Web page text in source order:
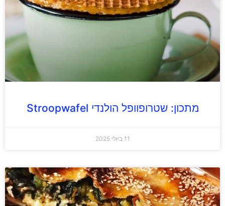
מתכון: שטרופוופל הולנדי Stroopwafel
11 ביולי 2025